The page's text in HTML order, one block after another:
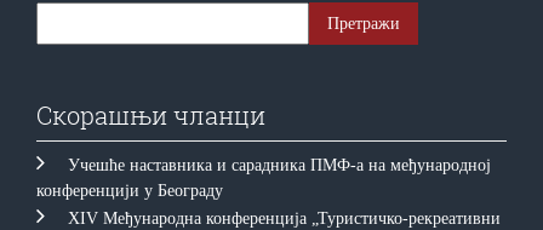
Скорашњи чланци
Учешће наставника и сарадника ПМФ-а на међународној
конференцији у Београду
XIV Међународна конференција „Туристичко-рекреативни